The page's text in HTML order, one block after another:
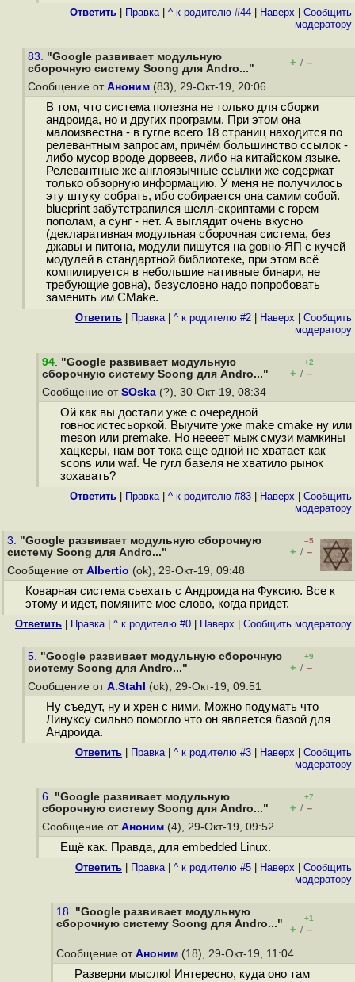
Ответить Правка| ^ к родителю #44 Наверх
Cообщить
модератору
83. "Google развивает модульную
сборочную систему Soong для Andro..."
+ / –
Сообщение от Аноним (83), 29-Окт-19, 20:06
В том, что система полезна не только для сборки
андроида, но и других программ. При этом она
малоизвестна - в гугле всего 18 страниц находится по
релевантным запросам, причём большинство ссылок -
либо мусор вроде дорвеев, либо на китайском языке.
Релевантные же англоязычные ссылки же содержат
только обзорную информацию. У меня не получилось
эту штуку собрать, ибо собирается она самим собой.
blueprint забутстрапился шелл-скриптами с горем
пополам, а сунг - нет. А выглядит очень вкусно
(декларативная модульная сборочная система, без
джавы и питона, модули пишутся на goвно-ЯП с кучей
модулей в стандартной библиотеке, при этом всё
компилируется в небольшие нативные бинари, не
требующие goвна), безусловно надо попробовать
заменить им CMake.
Ответить Правка| ^ к родителю #2 Наверх
Cообщить
модератору
94. "Google развивает модульную
сборочную систему Soong для Andro..."
+2
+ / –
Сообщение от SOska (?), 30-Окт-19, 08:34
Ой как вы достали уже с очередной
говносистесьоркой. Выучите уже make cmake ну или
meson или premake. Но неееет мыж смузи мамкины
хацкеры, нам вот тока еще одной не хватает как
scons или waf. Че гугл базеля не хватило рынок
зохавать?
Ответить Правка| ^ к родителю #83 Наверх
Cообщить
модератору
3. "Google развивает модульную сборочную
систему Soong для Andro..."
–5
+ / –
Сообщение от Albertio (ok), 29-Окт-19, 09:48
Коварная система сьехать с Андроида на Фуксию. Все к
этому и идет, помяните мое слово, когда придет.
Ответить Правка| ^ к родителю #0 Наверх Cообщить модератору
5. "Google развивает модульную сборочную
систему Soong для Andro..."
+9
+ / –
Сообщение от A.Stahl (ok), 29-Окт-19, 09:51
Ну съедут, ну и хрен с ними. Можно подумать что
Линуксу сильно помогло что он является базой для
Андроида.
Ответить Правка| ^ к родителю #3 Наверх
Cообщить
модератору
6. "Google развивает модульную
сборочную систему Soong для Andro..."
+7
+ / –
Сообщение от Аноним (4), 29-Окт-19, 09:52
Ещё как. Правда, для embedded Linux.
Ответить Правка| ^ к родителю #5 Наверх
Cообщить
модератору
18. "Google развивает модульную
сборочную систему Soong для Andro..."
+1
+ / –
Сообщение от Аноним (18), 29-Окт-19, 11:04
Разверни мыслю! Интересно, куда оно там